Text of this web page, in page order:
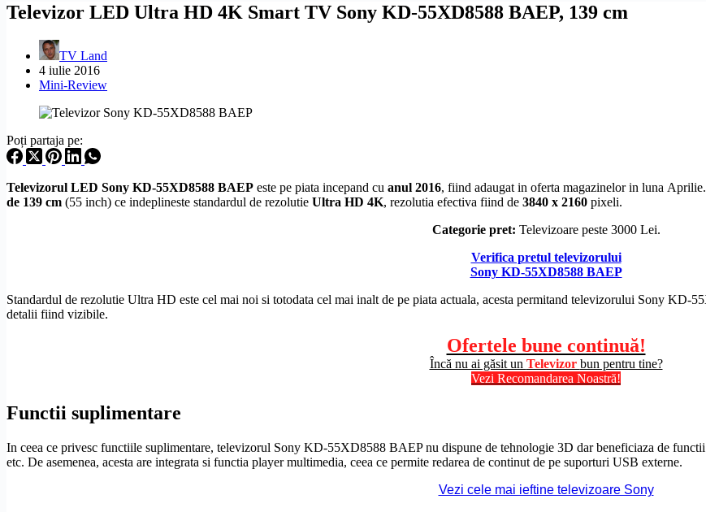
Televizor LED Ultra HD 4K Smart TV Sony KD-55XD8588 BAEP, 139 cm
TV Land
4 iulie 2016
Mini-Review
Poți partaja pe:
Televizorul LED Sony KD-55XD8588 BAEP este pe piata incepand cu anul 2016, fiind adaugat in oferta magazinelor in luna
de 139 cm (55 inch) ce indeplineste standardul de rezolutie Ultra HD 4K, rezolutia efectiva fiind de 3840 x 2160 pixeli.
Categorie pret: Televizoare peste 3000 Lei.
Verifica pretul televizorului
Sony KD-55XD8588 BAEP
Standardul de rezolutie Ultra HD este cel mai noi si totodata cel mai inalt de pe piata actuala, acesta permitand televizorului Sony
detalii fiind vizibile.
Ofertele bune continuă!
Încă nu ai găsit un Televizor bun pentru tine?
Vezi Recomandarea Noastră!
Functii suplimentare
In ceea ce privesc functiile suplimentare, televizorul Sony KD-55XD8588 BAEP nu dispune de tehnologie 3D dar beneficiaza de
etc. De asemenea, acesta are integrata si functia player multimedia, ceea ce permite redarea de continut de pe suporturi USB externe.
Vezi cele mai ieftine televizoare Sony